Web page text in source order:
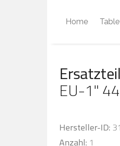
Home
EU-1"
Hersteller-ID:
Anzahl: 1